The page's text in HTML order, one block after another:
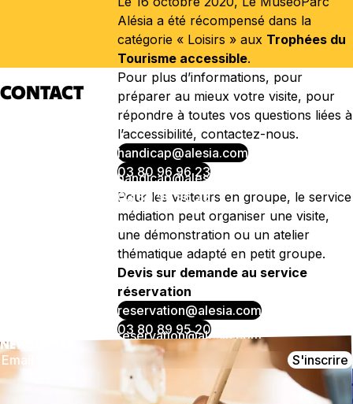
Alésia a été récompensé dans la
catégorie « Loisirs » aux Trophées du
Tourisme accessible.
CONTACT
Pour plus d’informations, pour
préparer au mieux votre visite, pour
répondre à toutes vos questions liées à
l’accessibilité, contactez-nous.
handicap@alesia.com
03 80 96 96 23
Pour les visiteurs en groupe, le service
médiation peut organiser une visite,
une démonstration ou un atelier
thématique adapté en petit groupe.
Devis sur demande au service
réservation
reservation@alesia.com
03 80 89 95 20
NEWSLETTER
S'inscrire
CONTACT
NOUS SUIVRE
Instagram